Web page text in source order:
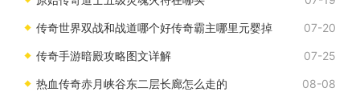
传奇世界双战和战道哪个好传奇霸主哪里元婴掉 07-20
传奇手游暗殿攻略图文详解 07-25
热血传奇赤月峡谷东二层长廊怎么走的 08-08